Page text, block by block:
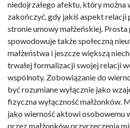
niedojrzałego afektu, który można
zakończyć, gdy jakiś aspekt relacji
stronie umowy małżeńskiej.
spowodowuje także społeczną
małżeństwa i jeszcze większą
trwałej formalizacji swojej relacji
wspólnoty. Zobowiązanie do
być rozumiane wyłącznie jako
fizyczna wyłączność małżonków.
jako wierność aktowi osobowemu
przez małżonków przyrzeczenia